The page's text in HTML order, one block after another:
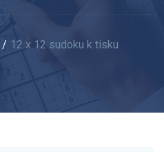
12 x 12 sudoku k tisku